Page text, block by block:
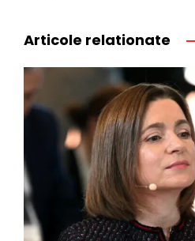
Articole relationate